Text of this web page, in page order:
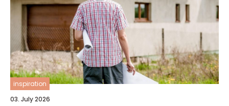
inspiration
03. July 2026